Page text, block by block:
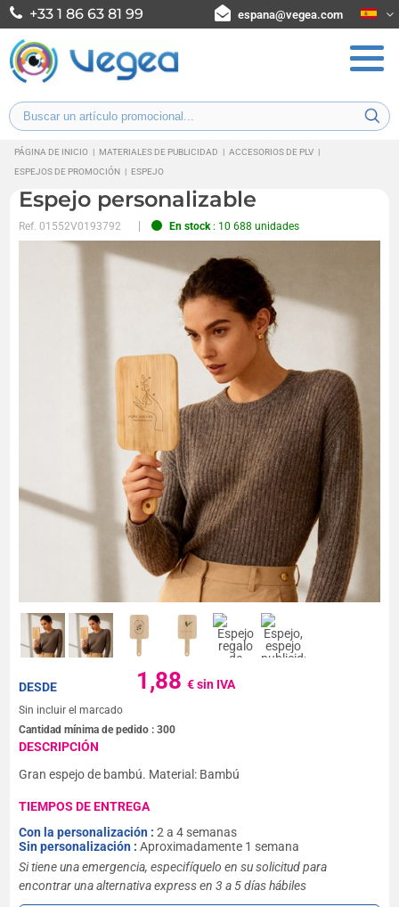
+33 1 86 63 81 99 espana@vegea.com
PÁGINA DE INICIO | MATERIALES DE PUBLICIDAD | ACCESORIOS DE PLV |
ESPEJOS DE PROMOCIÓN | ESPEJO
Espejo personalizable
Ref.01552V0193792 En stock: 10 688 unidades
1,88€ sin IVA
DESDE
Sin incluir el marcado
Cantidad mínima de pedido :300
DESCRIPCIÓN
Gran espejo de bambú. Material: Bambú
TIEMPOS DE ENTREGA
Con la personalización :2 a 4 semanas
Sin personalización :Aproximadamente 1 semana
Si tiene una emergencia, especifíquelo en su solicitud para
encontrar una alternativa express en 3 a 5 días hábiles